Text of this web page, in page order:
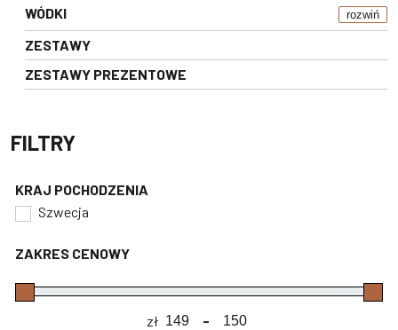
WÓDKI rozwiń
ZESTAWY
ZESTAWY PREZENTOWE
FILTRY
KRAJ POCHODZENIA
Szwecja
ZAKRES CENOWY
zł -